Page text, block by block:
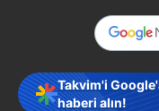
Takvim'i
haberi alın!